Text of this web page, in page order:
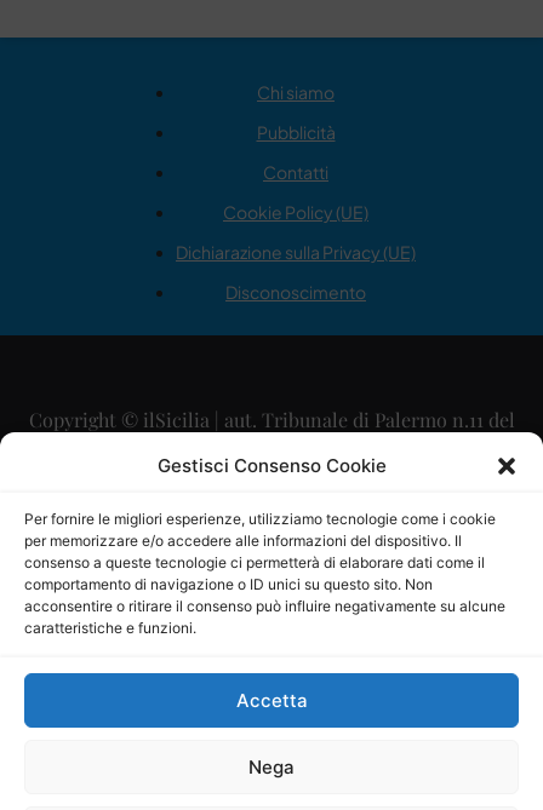
Gestisci Consenso Cookie
Per fornire le migliori esperienze, utilizziamo tecnologie come i cookie
per memorizzare e/o accedere alle informazioni del dispositivo. Il
consenso a queste tecnologie ci permetterà di elaborare dati come il
comportamento di navigazione o ID unici su questo sito. Non
acconsentire o ritirare il consenso può influire negativamente su alcune
caratteristiche e funzioni.
Accetta
Nega
Chi siamo
Pubblicità
Contatti
Cookie Policy (UE)
Dichiarazione sulla Privacy (UE)
Disconoscimento
Copyright © ilSicilia | aut. Tribunale di Palermo n.11 del
29/09/2015
Direttore Editoriale: Maurizio Scaglione
Direttore Responsabile: Maria Calabrese
P.IVA: 06334930820
Mercurio Comunicazione Società Cooperativa a r.l. è
iscritta al Registro degli Operatori di Comunicazione al